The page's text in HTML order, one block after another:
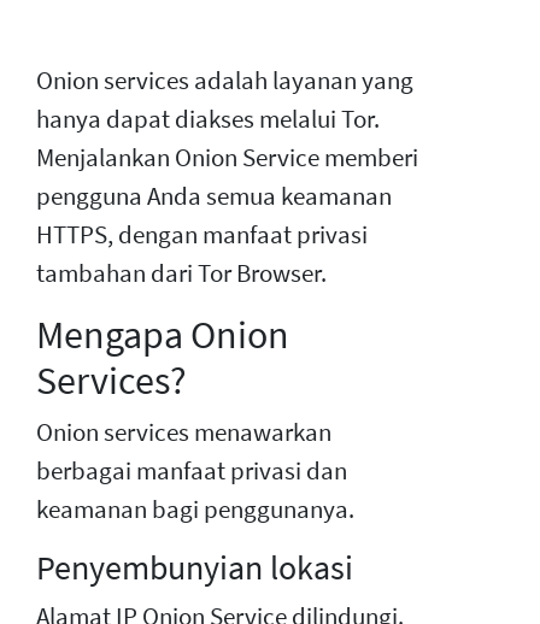
Onion services adalah layanan yang
hanya dapat diakses melalui Tor.
Menjalankan Onion Service memberi
pengguna Anda semua keamanan
HTTPS, dengan manfaat privasi
tambahan dari Tor Browser.
Mengapa Onion
Services?
Onion services menawarkan
berbagai manfaat privasi dan
keamanan bagi penggunanya.
Penyembunyian lokasi
Alamat IP Onion Service dilindungi.